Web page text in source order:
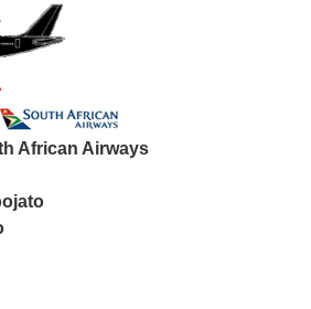
African Airways